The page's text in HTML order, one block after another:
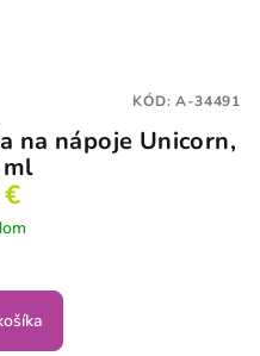
na nápoje Unicorn,
KÓD:A-34491